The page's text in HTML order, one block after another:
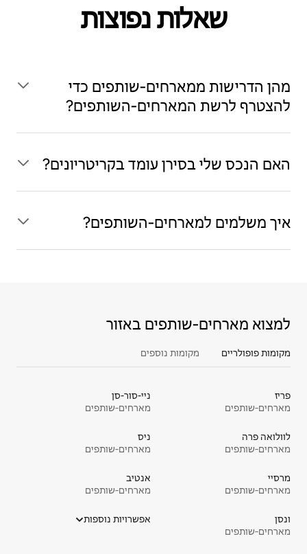
שאלות נפוצות
מהן הדרישות ממארחים‑שותפים כדי
להצטרף לרשת המארחים‑השותפים?
האם הנכס שלי בסירן עומד בקריטריונים?
איך משלמים למארחים‑השותפים?
למצוא מארחים‑שותפים באזור
מקומות פופולריים מקומות נוספים
פריז
מארחים‑שותפים
ניי-סור-סן
מארחים‑שותפים
לוולואה פרה
מארחים‑שותפים
ניס
מארחים‑שותפים
מרסיי
מארחים‑שותפים
אנטיב
מארחים‑שותפים
ונסן
מארחים‑שותפים
אפשרויות נוספות